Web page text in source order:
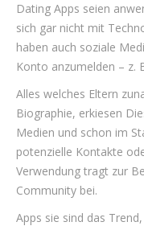
Dating Apps seien
sich gar nicht mit
haben auch soziale
Konto anzumelden – z.
Alles welches Eltern
Biographie, erkiesen
Medien und schon im
potenzielle Kontakte
Verwendung tragt zur
Community bei.
Apps sie sind das